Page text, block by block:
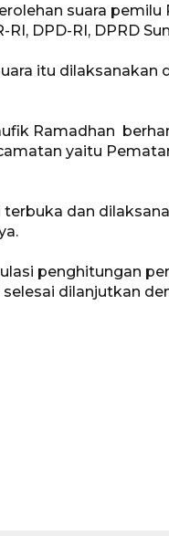
suara pemilu
DPD-RI, DPRD
itu dilaksanakan
Ramadhan
yaitu
terbuka dan
penghitungan
dilanjutkan